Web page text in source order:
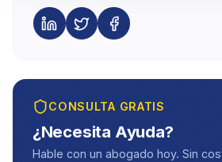
CONSULTA GRATIS
¿Necesita Ayuda?
Hable con un abogado hoy. Sin